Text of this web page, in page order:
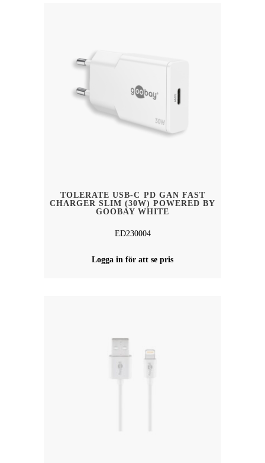
TOLERATE USB-C PD GAN FAST
CHARGER SLIM (30W) POWERED BY
GOOBAY WHITE
ED230004
Logga in för att se pris